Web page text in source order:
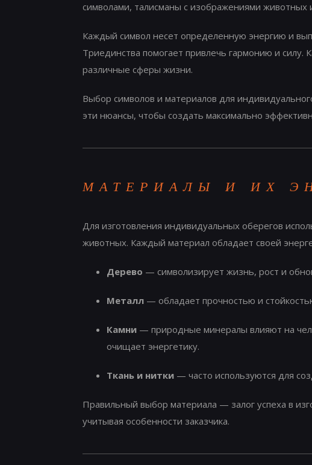
символами, талисманы с изображениями животных
Каждый символ несет определенную энергию и
Триединства помогает привлечь гармонию и силу.
различные сферы жизни.
Выбор символов и материалов для
эти нюансы, чтобы создать максимально
МАТЕРИАЛЫ И ИХ
Для изготовления индивидуальных оберегов
животных. Каждый материал обладает своей
Дерево — символизирует жизнь, рост и
Металл — обладает прочностью и
Камни — природные минералы влияют на
очищает энергетику.
Ткань и нитки — часто используются для
Правильный выбор материала — залог успеха в
учитывая особенности заказчика.